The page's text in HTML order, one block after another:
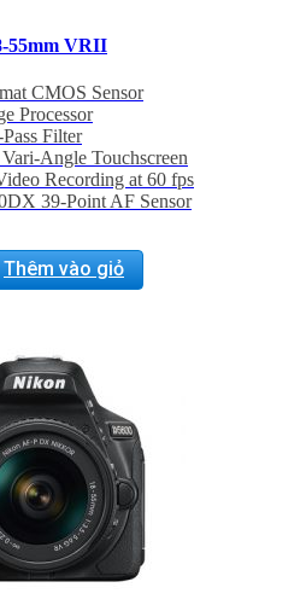
55mm VRII
CMOS Sensor
Processor
Filter
Angle Touchscreen
Recording at 60 fps
39-Point AF Sensor
55mm f/3.5-5.6G VR II Lens
+ thẻ 16Gb
Thêm vào giỏ